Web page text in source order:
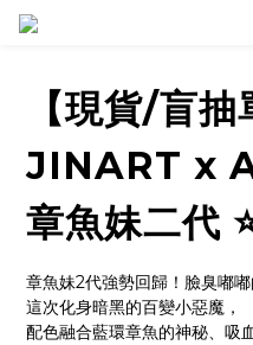
【現貨/盲抽
JINART x
章魚妹二代
章魚妹2代強勢回歸！臉臭嘟嘟
這次化身暗黑的百變小惡魔，
配色融合藍環章魚的神秘、吸